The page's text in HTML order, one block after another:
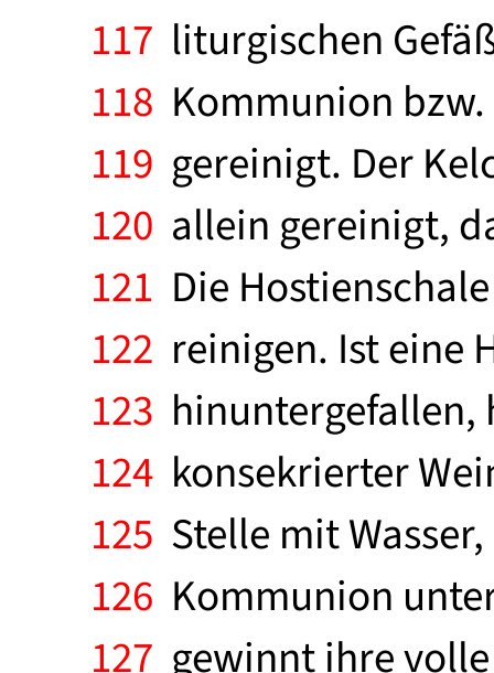
117 liturgischen
118 Kommunion
119 gereinigt. Der
120 allein gereinigt,
121 Die
122 reinigen. Ist eine
123 hinuntergefallen,
124 konsekrierter
125 Stelle mit
126 Kommunion
127 gewinnt ihre